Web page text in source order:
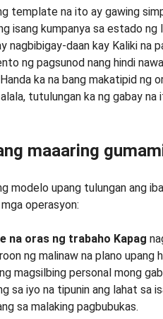
template na ito ay gawing
isang kumpanya sa estado ng
nagbibigay-daan kay Kaliki na
ng pagsunod nang hindi
ka na bang makatipid ng
tutulungan ka ng gabay
maaaring
modelo upang tulungan ang
operasyon:
na oras ng trabaho Kapag
ng malinaw na plano upang
magsilbing personal mong
sa iyo na tipunin ang lahat sa
sa malaking pagbubukas.